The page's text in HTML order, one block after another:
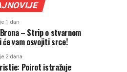
1 dan
– Strip o stvarnom
će vam osvojiti srce!
2 dana
Poirot istražuje